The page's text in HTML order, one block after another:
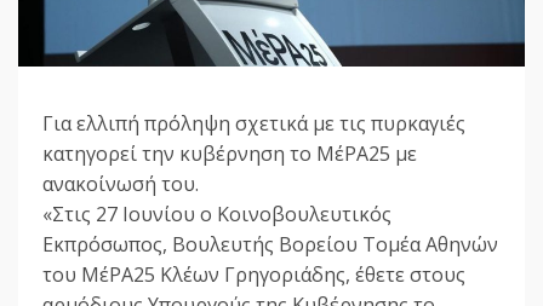
Για ελλιπή πρόληψη σχετικά με τις πυρκαγιές
κατηγορεί την κυβέρνηση το ΜέΡΑ25 με
ανακοίνωσή του.
«Στις 27 Ιουνίου ο Κοινοβουλευτικός
Εκπρόσωπος, Βουλευτής Βορείου Τομέα Αθηνών
του ΜέΡΑ25 Κλέων Γρηγοριάδης, έθετε στους